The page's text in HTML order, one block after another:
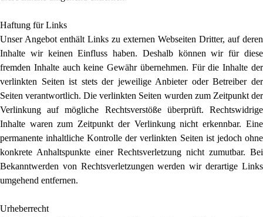
Haftung für Links
Unser Angebot enthält Links zu externen Webseiten Dritter, auf deren
Inhalte wir keinen Einfluss haben. Deshalb können wir für diese
fremden Inhalte auch keine Gewähr übernehmen. Für die Inhalte der
verlinkten Seiten ist stets der jeweilige Anbieter oder Betreiber der
Seiten verantwortlich. Die verlinkten Seiten wurden zum Zeitpunkt der
Verlinkung auf mögliche Rechtsverstöße überprüft. Rechtswidrige
Inhalte waren zum Zeitpunkt der Verlinkung nicht erkennbar. Eine
permanente inhaltliche Kontrolle der verlinkten Seiten ist jedoch ohne
konkrete Anhaltspunkte einer Rechtsverletzung nicht zumutbar. Bei
Bekanntwerden von Rechtsverletzungen werden wir derartige Links
umgehend entfernen.
Urheberrecht